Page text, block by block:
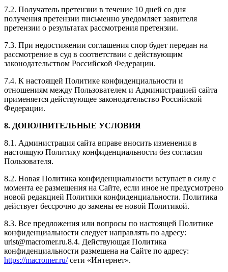
7.2. Получатель претензии в течение 10 дней со дня
получения претензии письменно уведомляет заявителя
претензии о результатах рассмотрения претензии.
7.3. При недостижении соглашения спор будет передан на
рассмотрение в суд в соответствии с действующим
законодательством Российской Федерации.
7.4. К настоящей Политике конфиденциальности и
отношениям между Пользователем и Администрацией сайта
применяется действующее законодательство Российской
Федерации.
8. ДОПОЛНИТЕЛЬНЫЕ УСЛОВИЯ
8.1. Администрация сайта вправе вносить изменения в
настоящую Политику конфиденциальности без согласия
Пользователя.
8.2. Новая Политика конфиденциальности вступает в силу с
момента ее размещения на Сайте, если иное не предусмотрено
новой редакцией Политики конфиденциальности. Политика
действует бессрочно до замены ее новой Политикой.
8.3. Все предложения или вопросы по настоящей Политике
конфиденциальности следует направлять по адресу:
urist@macromer.ru.8.4. Действующая Политика
конфиденциальности размещена на Сайте по адресу:
https://macromer.ru/сети «Интернет».